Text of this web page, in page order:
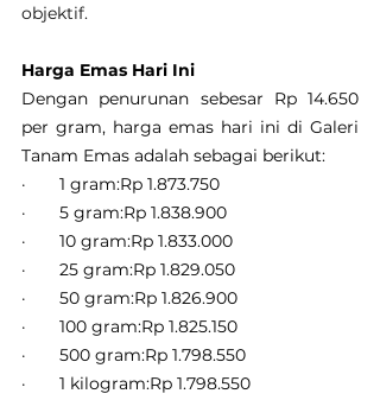
objektif.
Harga Emas Hari Ini
Dengan penurunan sebesar Rp 14.650
per gram, harga emas hari ini di Galeri
Tanam Emas adalah sebagai berikut:
·       1 gram:Rp 1.873.750
·       5 gram:Rp 1.838.900
·       10 gram:Rp 1.833.000
·       25 gram:Rp 1.829.050
·       50 gram:Rp 1.826.900
·       100 gram:Rp 1.825.150
·       500 gram:Rp 1.798.550
·       1 kilogram:Rp 1.798.550